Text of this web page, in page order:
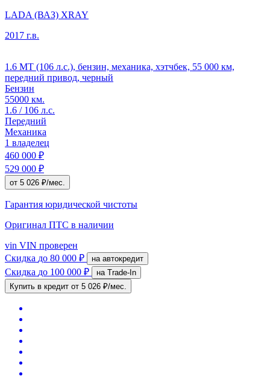
LADA (ВАЗ) XRAY
2017 г.в.
1.6 MT (106 л.с.), бензин, механика, хэтчбек, 55 000 км,
передний привод, черный
Бензин
55000 км.
1.6 / 106 л.с.
Передний
Механика
1 владелец
460 000 ₽
529 000 ₽
от 5 026 ₽/мес.
Гарантия юридической чистоты
Оригинал ПТС в наличии
vin VIN проверен
Скидка до 80 000 ₽ на автокредит
Скидка до 100 000 ₽
на Trade-In
Купить в кредит от 5 026 ₽/мес.